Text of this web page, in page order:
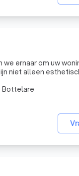
we ernaar om uw
niet alleen
Bottelare